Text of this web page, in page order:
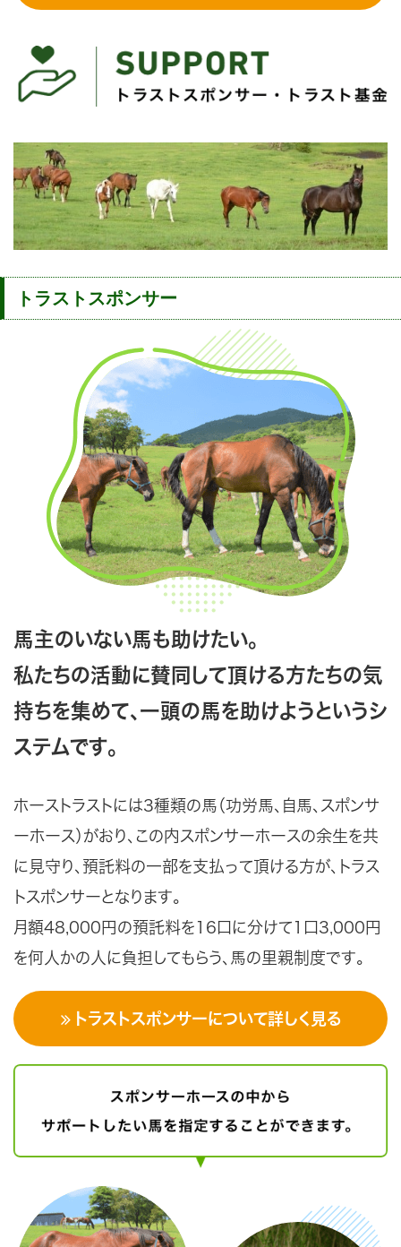
トラストスポンサー
馬主のいない馬も助けたい。
私たちの活動に賛同して頂ける方たちの気
持ちを集めて、一頭の馬を助けようというシ
ステムです。
ホーストラストには3種類の馬（功労馬、自馬、スポンサ
ーホース）がおり、この内スポンサーホースの余生を共
に見守り、預託料の一部を支払って頂ける方が、トラス
トスポンサーとなります。
月額48,000円の預託料を16口に分けて1口3,000円
を何人かの人に負担してもらう、馬の里親制度です。
トラストスポンサーについて詳しく見る